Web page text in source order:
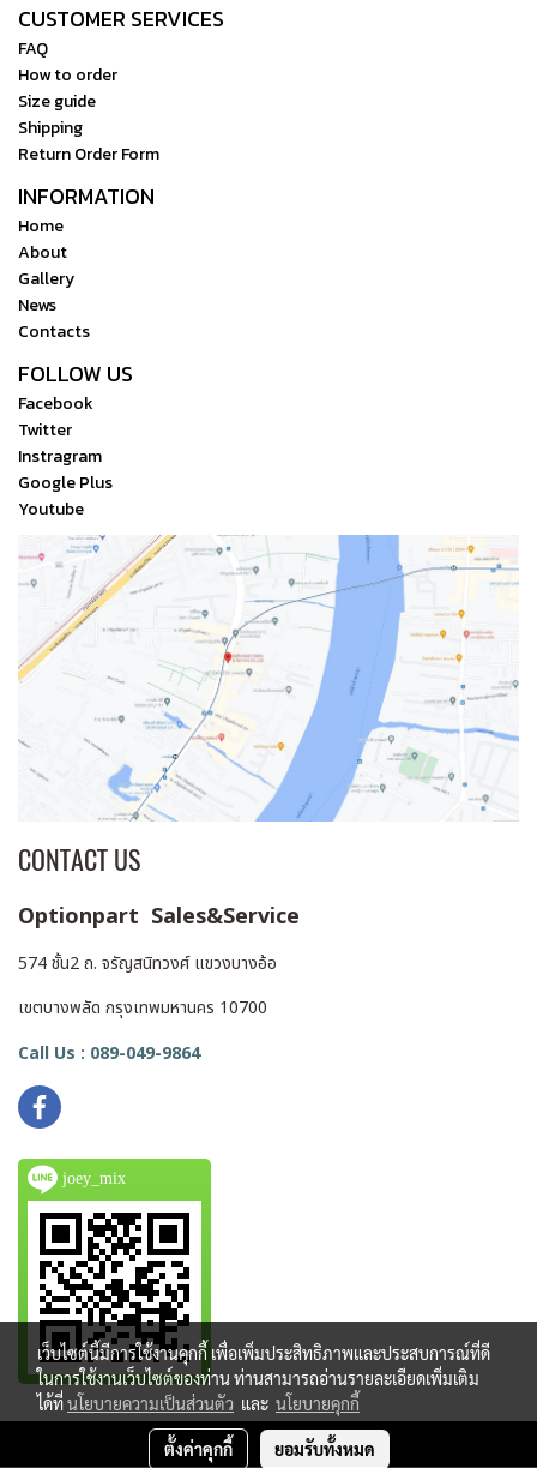
CUSTOMER SERVICES
FAQ
How to order
Size guide
Shipping
Return Order Form
INFORMATION
Home
About
Gallery
News
Contacts
FOLLOW US
Facebook
Twitter
Instragram
Google Plus
Youtube
CONTACT US
Optionpart Sales&Service
574 ชั้น2 ถ. จรัญสนิทวงศ์ แขวงบางอ้อ
เขตบางพลัด กรุงเทพมหานคร 10700
Call Us : 089-049-9864
joey_mix
เว็บไซต์นี้มีการใช้งานคุกกี้ เพื่อเพิ่มประสิทธิภาพและประสบการณ์ที่ดี
ในการใช้งานเว็บไซต์ของท่าน ท่านสามารถอ่านรายละเอียดเพิ่มเติม
ได้ที่นโยบายความเป็นส่วนตัว และ นโยบายคุกกี้
ตั้งค่าคุกกี้ ยอมรับทั้งหมด